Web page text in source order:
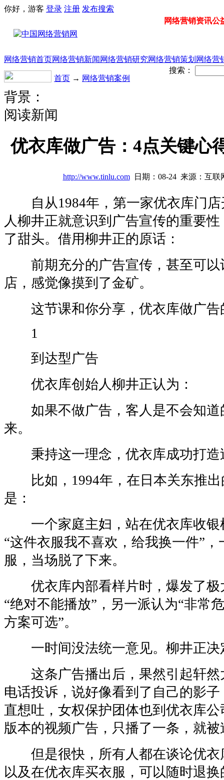
你好，游客 登录 注册 发布搜索
网络营销资讯公
网络营销首页网络营销新闻 网络营销研究网络营销策划 网络营
首页 → 网络营销案例
搜索：
背景：
阅读新闻
优衣库做广告：4点关键心
http://www.tinlu.com日期：08-24 来源：互联
自从1984年，第一家优衣库门店
人柳井正就意识到广告宣传的重要
了甜头。借用柳井正的原话：
前期充分的广告宣传，甚至可以
店，感觉像摸到了金矿。
这节课和你分享，优衣库做广告
1
到达型广告
优衣库创始人柳井正认为：
如果不做广告，客人是不会知道
来。
秉持这一理念，优衣库成功打造
比如，1994年，在日本关东推出
是：
一个家庭主妇，站在优衣库收银
“这件衣服我不喜欢，给我换一件”
服，当场脱了下来。
优衣库内部看样片时，爆发了极
“绝对不能播放”，另一派认为“非常
方案可选”。
一时间没法统一意见。柳井正决
这条广告播出后，果然引起轩然
电话投诉，说好像看到了自己的影
直想吐，女权保护团体也到优衣库
版本的视频广告，只播了一条，就
但是很快，所有人都在谈论优衣
以及在优衣库买衣服，可以随时退